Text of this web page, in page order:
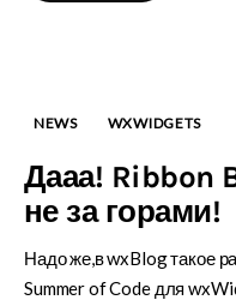
NEWS WXWIDGETS
Дааа! Ribbon
не за горами!
Надо же,в wxBlog такое
Summer of Code для